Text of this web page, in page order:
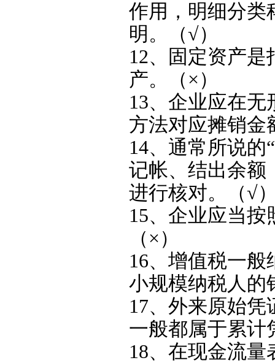
作用，明细分类
明。（√）
12、固定资产
产。（×）
13、企业应在
方法对应摊销金
14、通常所说的
记帐、结出余额
进行核对。（√
15、企业应当按
（×）
16、增值税一
小规模纳税人的
17、外来原始
一般都属于累计
18、在现金流